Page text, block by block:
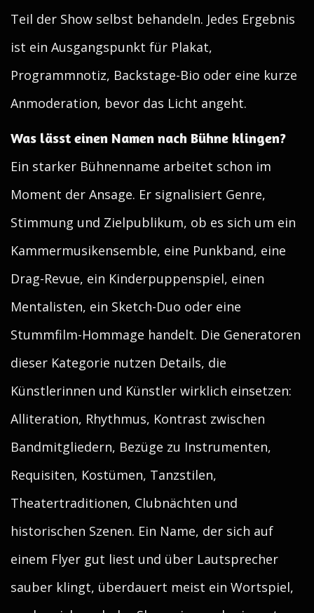
Teil der Show selbst behandeln. Jedes Ergebnis
ist ein Ausgangspunkt für Plakat,
Programmnotiz, Backstage-Bio oder eine kurze
Anmoderation, bevor das Licht angeht.
Was lässt einen Namen nach Bühne klingen?
Ein starker Bühnenname arbeitet schon im
Moment der Ansage. Er signalisiert Genre,
Stimmung und Zielpublikum, ob es sich um ein
Kammermusikensemble, eine Punkband, eine
Drag-Revue, ein Kinderpuppenspiel, einen
Mentalisten, ein Sketch-Duo oder eine
Stummfilm-Hommage handelt. Die Generatoren
dieser Kategorie nutzen Details, die
Künstlerinnen und Künstler wirklich einsetzen:
Alliteration, Rhythmus, Kontrast zwischen
Bandmitgliedern, Bezüge zu Instrumenten,
Requisiten, Kostümen, Tanzstilen,
Theatertraditionen, Clubnächten und
historischen Szenen. Ein Name, der sich auf
einem Flyer gut liest und über Lautsprecher
sauber klingt, überdauert meist ein Wortspiel,